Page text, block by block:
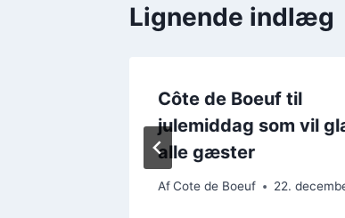
Lignende indlæg
Côte de Boeuf til
julemiddag som vil
alle gæster
AfCote de Boeuf 22.